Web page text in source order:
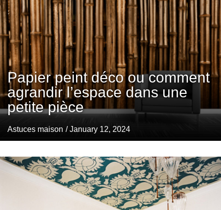
Papier peint déco ou comment
agrandir l’espace dans une
petite pièce
Astuces maison / January 12, 2024